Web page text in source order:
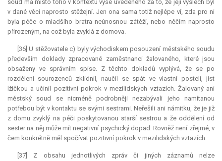
soud má místo toho v kontextu výše uvedeného za to, že její výslech byl
v dané věci naprosto stěžejní. Jen ona sama totiž nejlépe ví, zda pro ni
byla péče o mladšího bratra neúnosnou zátěží, nebo něčím naprosto
přirozeným, na což byla zvyklá z domova.
[36] U stěžovatele c) byly východiskem posouzení městského soudu
především doklady zpracované zaměstnanci žalovaného, které jsou
obsaženy ve správním spise. Z těchto dokladů vyplývá, že se po
rozdělení sourozenců zklidnil, naučil se spát ve vlastní posteli, jíst
lžičkou a učinil pozitivní pokrok v mezilidských vztazích. Žalovaný ani
městský soud se nicméně podrobněji nezabývali jeho namítanou
potřebou být v kontaktu se svými sestrami. Neřešili ani námitku, že je již
z domu zvyklý na péči poskytovanou starší sestrou a že oddělení od
sester na něj může mít negativní psychický dopad. Rovněž není zřejmé, v
čem konkrétně měl spočívat pozitivní pokrok v mezilidských vztazích.
[37] Z obsahu jednotlivých zpráv či jiných záznamů nelze